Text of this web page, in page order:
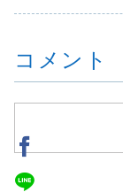
のは、レモンとロ
コメント